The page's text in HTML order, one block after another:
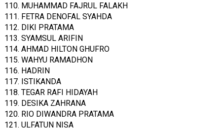
110. MUHAMMAD FAJRUL FALAKH
111. FETRA DENOFAL SYAHDA
112. DIKI PRATAMA
113. SYAMSUL ARIFIN
114. AHMAD HILTON GHUFRO
115. WAHYU RAMADHON
116. HADRIN
117. ISTIKANDA
118. TEGAR RAFI HIDAYAH
119. DESIKA ZAHRANA
120. RIO DIWANDRA PRATAMA
121. ULFATUN NISA